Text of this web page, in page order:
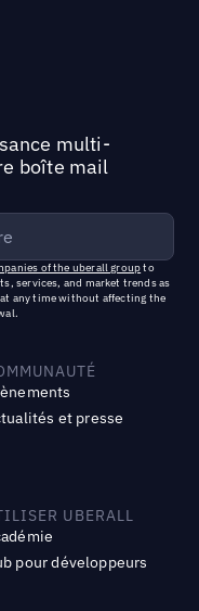
multi-
boîte mail
of the uberall groupto
services, and market trends as
any time without affecting the
et presse
UBERALL
pour développeurs